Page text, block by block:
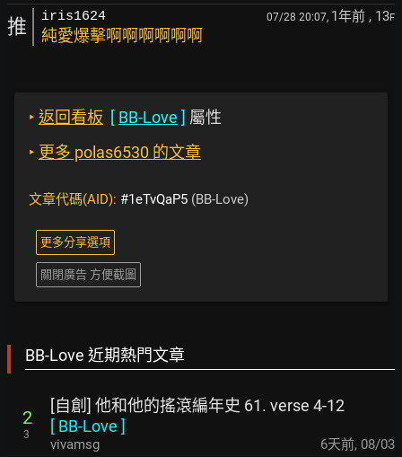
推 iris1624 07/28 20:07, 1年前 , 13F
純愛爆擊啊啊啊啊啊啊
‣ 返回看板 [ BB-Love ] 屬性
‣ 更多 polas6530 的文章
文章代碼(AID): #1eTvQaP5 (BB-Love)
更多分享選項
關閉廣告 方便截圖
BB-Love 近期熱門文章
2
3
[自創] 他和他的搖滾編年史 61. verse 4-12
[ BB-Love ]
vivamsg 6天前, 08/03